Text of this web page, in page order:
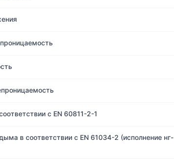
с EN 60811-2-1
в соответствии с EN 61034-2 (исполнение нг-